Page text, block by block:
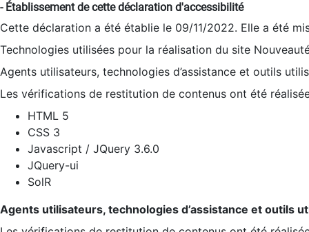
- Établissement de cette déclaration d'accessibilité
Cette déclaration a été établie le 09/11/2022. Elle a été
Technologies utilisées pour la réalisation du site
Agents utilisateurs, technologies d’assistance et outils
Les vérifications de restitution de contenus ont été
HTML 5
CSS 3
Javascript / JQuery 3.6.0
JQuery-ui
SolR
Agents utilisateurs, technologies d’assistance et outils